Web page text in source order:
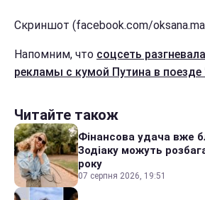
Скриншот (facebook.com/
Напомним, что соцсеть
рекламы с кумой Путина в поезде
Читайте також
Фінансова удача вже
Зодіаку можуть
року
07 серпня 2026, 19:51